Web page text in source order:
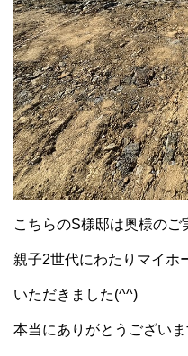
こちらのS様邸は奥様のご
親子2世代にわたりマイホ
いただきました(^^)
本当にありがとうございま